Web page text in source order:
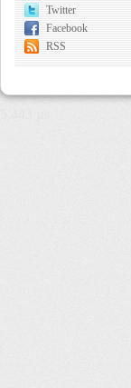
Twitter
Facebook
RSS